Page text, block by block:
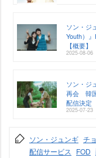
ソン・ジ
Youth）
【概要】
2025-08-06
ソン・ジ
再会 韓
配信決定
2025-07-23
ソン・ジュンギ チ
配信サービス
FOD